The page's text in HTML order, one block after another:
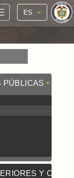
ES
PÚBLICAS
Y